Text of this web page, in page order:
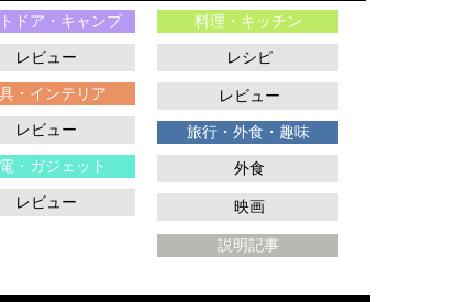
ドア・キャンプ
レビュー
・インテリア
レビュー
・ガジェット
レビュー
料理・キッチン
レシピ
レビュー
旅行・外食・趣味
外食
映画
説明記事